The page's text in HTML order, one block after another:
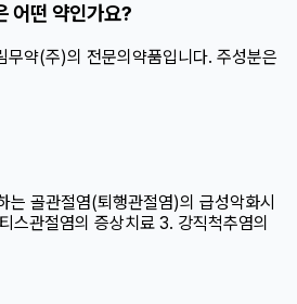
어떤 약인가요?
무약(주)의 전문의약품입니다. 주성분은
는 골관절염(퇴행관절염)의 급성악화시
스관절염의 증상치료 3. 강직척추염의